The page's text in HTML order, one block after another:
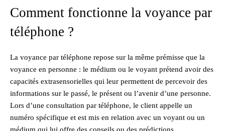
Comment fonctionne la voyance par
téléphone ?
La voyance par téléphone repose sur la même prémisse que la
voyance en personne : le médium ou le voyant prétend avoir des
capacités extrasensorielles qui leur permettent de percevoir des
informations sur le passé, le présent ou l’avenir d’une personne.
Lors d’une consultation par téléphone, le client appelle un
numéro spécifique et est mis en relation avec un voyant ou un
médium qui lui offre des conseils ou des prédictions.